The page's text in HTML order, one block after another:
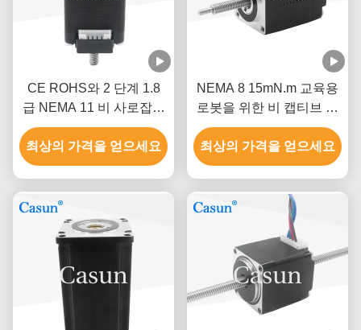
CE ROHS와 2 단계 1.8
급 NEMA 11 비 사로잡힌
스텝 모터 Tr5X4
최상의 가격을 얻으세요
NEMA 8 15mN.m 교육용
로봇을 위한 비 캡티브 스
텝 모터
최상의 가격을 얻으세요